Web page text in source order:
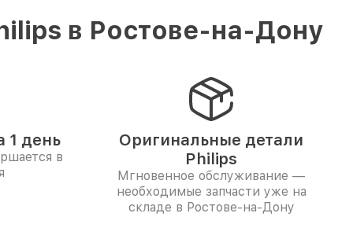
в Ростове-на-Дону
1 день
в
Оригинальные детали
Philips
Мгновенное обслуживание —
необходимые запчасти уже на
складе в Ростове-на-Дону